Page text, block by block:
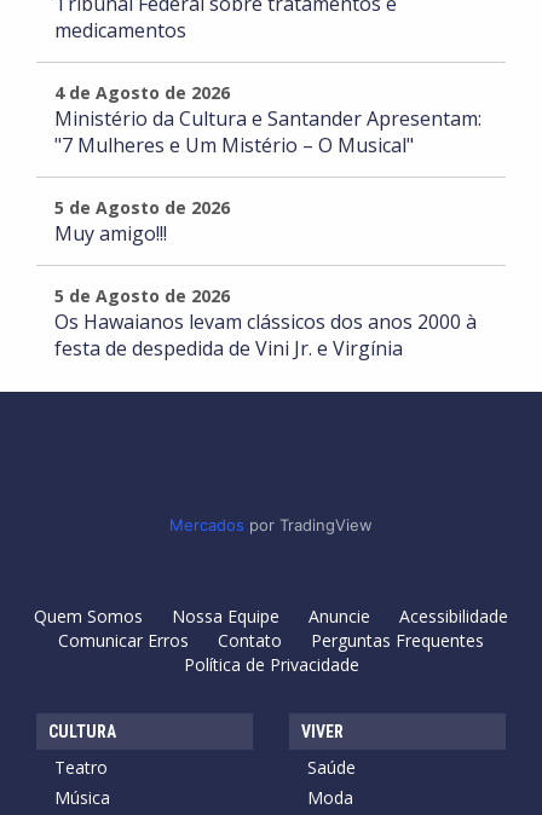
medicamentos
4 de Agosto de 2026
Ministério da Cultura e Santander Apresentam:
"7 Mulheres e Um Mistério – O Musical"
5 de Agosto de 2026
Muy amigo!!!
5 de Agosto de 2026
Os Hawaianos levam clássicos dos anos 2000 à
festa de despedida de Vini Jr. e Virgínia
Mercados por TradingView
Quem Somos Nossa Equipe Anuncie
Acessibilidade
Comunicar Erros
Contato
Perguntas Frequentes
Política de Privacidade
CULTURA
Teatro
Música
VIVER
Saúde
Moda